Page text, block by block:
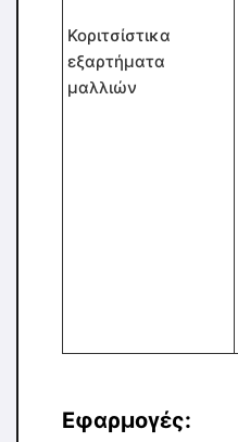
Κοριτσίστικα
εξαρτήματα
μαλλιών
Εφαρμογές: